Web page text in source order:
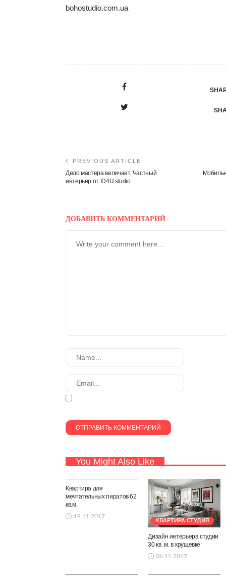
bohostudio.com.ua
PREVIOUS ARTICLE
Дело мастера величает. Частный
интерьер от ID4U studio
ДОБАВИТЬ КОММЕНТАРИЙ
You Might Also Like
Квартира для
мечтательных пиратов 62
кв.м.
19.11.2017
КВАРТИРА СТУДИЯ
Дизайн интерьера студии
30 кв. м. в хрущевке
06.11.2017